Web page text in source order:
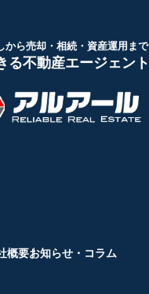
から売却・相続・資産運用まで
る不動産エージェント
概要お知らせ・コラム